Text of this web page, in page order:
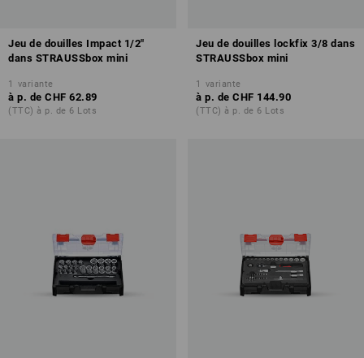
Jeu de douilles Impact 1/2"
dans STRAUSSbox mini
1 variante
à p. de CHF 62.89
(TTC) à p. de 6 Lots
Jeu de douilles lockfix 3/8 dans
STRAUSSbox mini
1 variante
à p. de CHF 144.90
(TTC) à p. de 6 Lots